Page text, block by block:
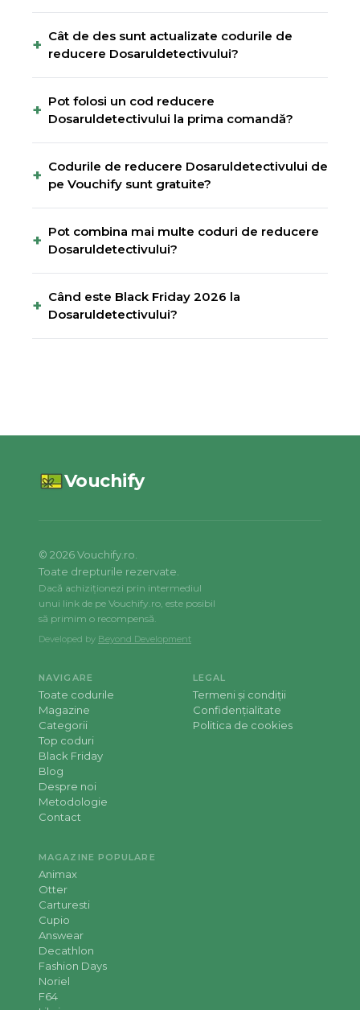
+ Cât de des sunt actualizate codurile de
reducere Dosaruldetectivului?
+ Pot folosi un cod reducere
Dosaruldetectivului la prima comandă?
+ Codurile de reducere Dosaruldetectivului de
pe Vouchify sunt gratuite?
+ Pot combina mai multe coduri de reducere
Dosaruldetectivului?
+ Când este Black Friday 2026 la
Dosaruldetectivului?
Vouchify
© 2026Vouchify.ro.
Toate drepturile rezervate.
Dacă achiziționezi prin intermediul
unui link de pe Vouchify.ro, este posibil
să primim o recompensă.
Developed by Beyond Development
NAVIGARE
Toate codurile
Magazine
Categorii
Top coduri
Black Friday
Blog
Despre noi
Metodologie
Contact
LEGAL
Termeni și condiții
Confidențialitate
Politica de cookies
MAGAZINE POPULARE
Animax
Otter
Carturesti
Cupio
Answear
Decathlon
Fashion Days
Noriel
F64